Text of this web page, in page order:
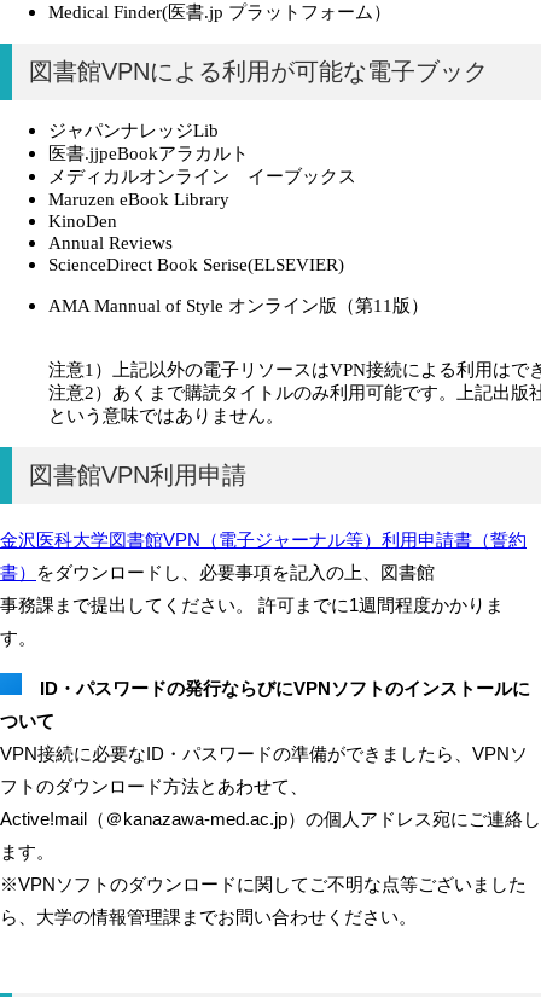
Medical Finder(医書.jp プラットフォーム）
図書館VPNによる利用が可能な電子ブック
ジャパンナレッジLib
医書.jjpeBookアラカルト
メディカルオンライン イーブックス
Maruzen eBook Library
KinoDen
Annual Reviews
ScienceDirect Book Serise(ELSEVIER)
AMA Mannual of Style オンライン版（第11版）
注意1）上記以外の電子リソースはVPN接続による利用はで
注意2）あくまで購読タイトルのみ利用可能です。上記出版
という意味ではありません。
図書館VPN利用申請
金沢医科大学図書館VPN（電子ジャーナル等）利用申請書（誓約
書）
をダウンロードし、必要事項を記入の上、図書館
事務課まで提出してください。 許可までに1週間程度かかりま
す。
ID・パスワードの発行ならびにVPNソフトのインストールに
ついて
VPN接続に必要なID・パスワードの準備ができましたら、VPNソ
フトのダウンロード方法とあわせて、
Active!mail（＠kanazawa-med.ac.jp）の個人アドレス宛にご連絡し
ます。
※VPNソフトのダウンロードに関してご不明な点等ございました
ら、大学の情報管理課までお問い合わせください。